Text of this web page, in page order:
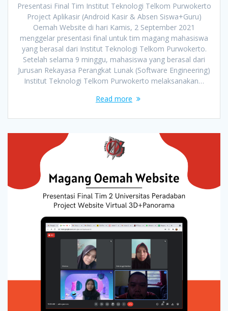
Presentasi Final Tim Institut Teknologi Telkom Purwokerto
Project Aplikasir (Android Kasir & Absen Siswa+Guru)
Oemah Website di hari Kamis, 2 September 2021
menggelar presentasi final untuk tim magang mahasiswa
yang berasal dari Institut Teknologi Telkom Purwokerto.
Setelah selama 9 minggu, mahasiswa yang berasal dari
Jurusan Rekayasa Perangkat Lunak (Software Engineering)
Institut Teknologi Telkom Purwokerto melaksanakan…
Read more